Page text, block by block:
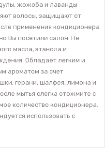
жожоба и лаванды
волосы, защищают от
применения кондиционера
Вы посетили салон. Не
масла, этанола и
Обладает легким и
ароматом за счет
герани, шалфея, лимона и
мытья слегка отожмите с
количество кондиционера.
использовать с